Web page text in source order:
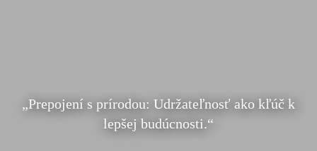
„Prepojení s prírodou: Udržateľnosť ako kľúč k
lepšej budúcnosti.“